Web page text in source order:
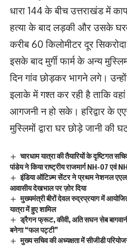
धारा 144 के बीच उत्तराखंड में
हत्या के बाद लड़की और उसके
करीब 60 किलोमीटर दूर
इसके बाद मुर्गी फार्म के अन्य
दिन गांव छोड़कर भागने लगे।
इलाके में गश्त कर रही है ताकि
आगजनी न हो सके। हरिद्वार के
मुस्लिमों द्वारा घर छोड़े जानी की
चारधाम यात्रा की तैयारियों के दृष्टिगत
पांडेय ने किया राष्ट्रीय राजमार्ग NH-07 एवं
इंडिया ऑटिज़्म सेंटर ने प्रथम नेशनल
आवासीय देखभाल पर ज़ोर दिया
मुख्यमंत्री बीरों देवल रुद्रप्रयाग में
यात्रा में हुए शामिल
ड्रैगन फ्रूट, कीवी, अति सघन सेब
बनेगा “फल पट्टी”
मुख्य सचिव की अध्यक्षता में सीजीडी